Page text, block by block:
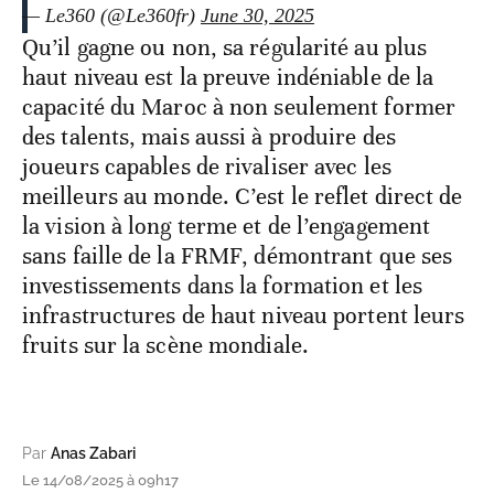
pic.twitter.com/elDO87SUF2
— Le360 (@Le360fr)June 30, 2025
Qu’il gagne ou non, sa régularité au plus
haut niveau est la preuve indéniable de la
capacité du Maroc à non seulement former
des talents, mais aussi à produire des
joueurs capables de rivaliser avec les
meilleurs au monde. C’est le reflet direct de
la vision à long terme et de l’engagement
sans faille de la FRMF, démontrant que ses
investissements dans la formation et les
infrastructures de haut niveau portent leurs
Par Anas Zabari